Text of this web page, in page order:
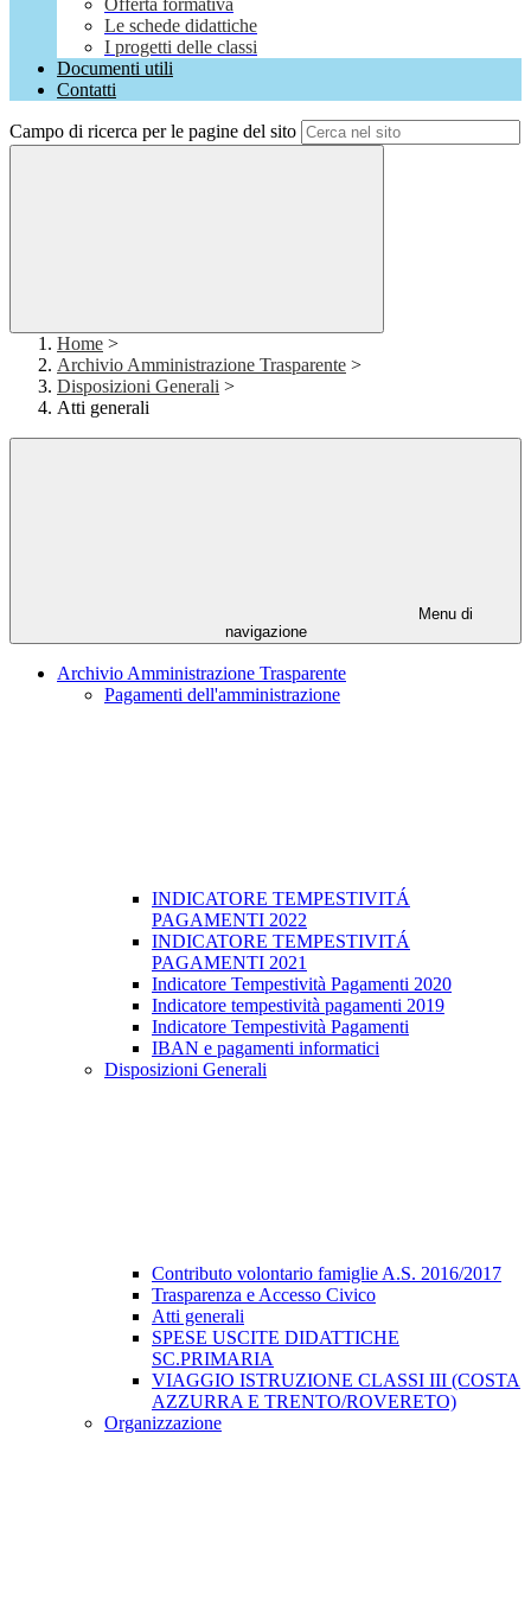
Offerta formativa
Le schede didattiche
I progetti delle classi
Documenti utili
Contatti
Campo di ricerca per le pagine del sito
Home >
Archivio Amministrazione Trasparente >
Disposizioni Generali >
Atti generali
Menu di
navigazione
Archivio Amministrazione Trasparente
Pagamenti dell'amministrazione
INDICATORE TEMPESTIVITÁ
PAGAMENTI 2022
INDICATORE TEMPESTIVITÁ
PAGAMENTI 2021
Indicatore Tempestività Pagamenti 2020
Indicatore tempestività pagamenti 2019
Indicatore Tempestività Pagamenti
IBAN e pagamenti informatici
Disposizioni Generali
Contributo volontario famiglie A.S. 2016/2017
Trasparenza e Accesso Civico
Atti generali
SPESE USCITE DIDATTICHE
SC.PRIMARIA
VIAGGIO ISTRUZIONE CLASSI III (COSTA
AZZURRA E TRENTO/ROVERETO)
Organizzazione